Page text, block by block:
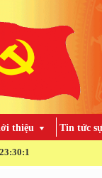
thiệu Tin tức